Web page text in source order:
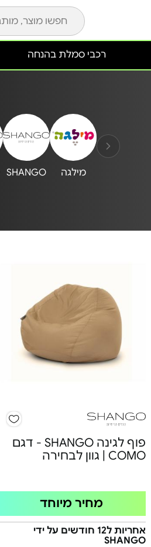
רכבי סמלת בהנחה
מילגה SHANGO
פוף לגינה SHANGO - דגם
COMO | גוון לבחירה
מחיר מיוחד
אחריות ל12 חודשים על ידי
SHANGO